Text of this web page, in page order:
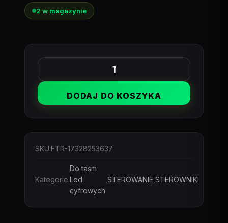
2 w magazynie
Cyfrowo-
muzyczny
pilot
DODAJ DO KOSZYKA
SKU:FTR-17328253637
Kategorie:
Do taśm
Led
cyfrowych
STEROWANIE STEROWNIKI